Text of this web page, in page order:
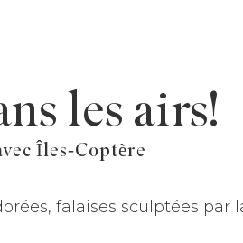
les airs!
Îles-Coptère
falaises sculptées par